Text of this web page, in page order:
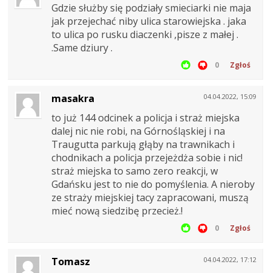
Gdzie służby się podziały smieciarki nie maja
jak przejechać niby ulica starowiejska . jaka
to ulica po rusku diaczenki ,pisze z małej .
.Same dziury .
0 Zgłoś
04.04.2022, 15:09
masakra
to już 144 odcinek a policja i straż miejska
dalej nic nie robi, na Górnośląskiej i na
Traugutta parkują głąby na trawnikach i
chodnikach a policja przejeżdża sobie i nic!
straż miejska to samo zero reakcji, w
Gdańsku jest to nie do pomyślenia. A nieroby
ze straży miejskiej tacy zapracowani, muszą
mieć nową siedzibę przecież.!
0 Zgłoś
04.04.2022, 17:12
Tomasz